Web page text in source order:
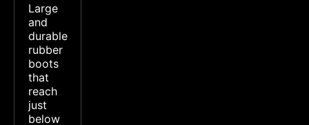
Large
and
durable
rubber
boots
that
reach
just
below